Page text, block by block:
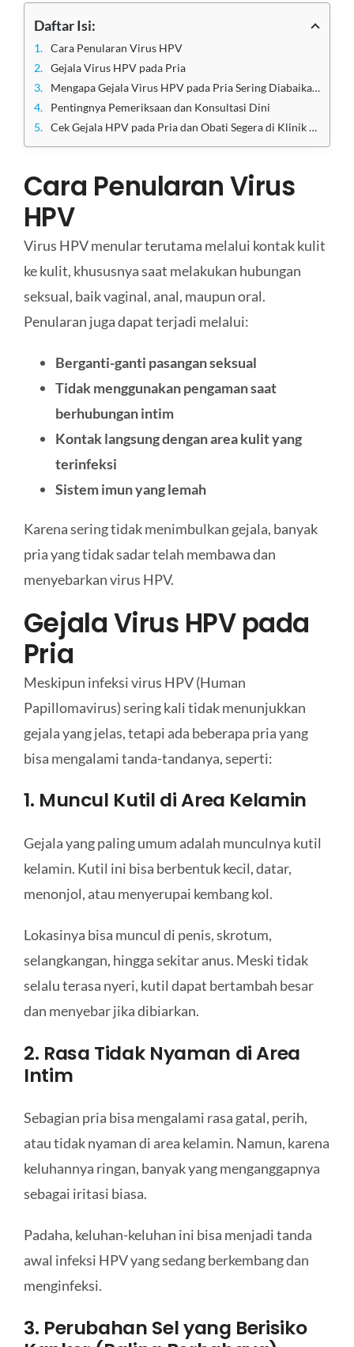
Daftar Isi:
Cara Penularan Virus HPV
Gejala Virus HPV pada Pria
Mengapa Gejala Virus HPV pada Pria Sering Diabaikan?
Pentingnya Pemeriksaan dan Konsultasi Dini
Cek Gejala HPV pada Pria dan Obati Segera di Klinik Apollo Jakarta
Cara Penularan Virus
HPV
Virus HPV menular terutama melalui kontak kulit
ke kulit, khususnya saat melakukan hubungan
seksual, baik vaginal, anal, maupun oral.
Penularan juga dapat terjadi melalui:
Berganti-ganti pasangan seksual
Tidak menggunakan pengaman saat
berhubungan intim
Kontak langsung dengan area kulit yang
terinfeksi
Sistem imun yang lemah
Karena sering tidak menimbulkan gejala, banyak
pria yang tidak sadar telah membawa dan
menyebarkan virus HPV.
Gejala Virus HPV pada
Pria
Meskipun infeksi virus HPV (Human
Papillomavirus) sering kali tidak menunjukkan
gejala yang jelas, tetapi ada beberapa pria yang
bisa mengalami tanda-tandanya, seperti:
1. Muncul Kutil di Area Kelamin
Gejala yang paling umum adalah munculnya kutil
kelamin. Kutil ini bisa berbentuk kecil, datar,
menonjol, atau menyerupai kembang kol.
Lokasinya bisa muncul di penis, skrotum,
selangkangan, hingga sekitar anus. Meski tidak
selalu terasa nyeri, kutil dapat bertambah besar
dan menyebar jika dibiarkan.
2. Rasa Tidak Nyaman di Area
Intim
Sebagian pria bisa mengalami rasa gatal, perih,
atau tidak nyaman di area kelamin. Namun, karena
keluhannya ringan, banyak yang menganggapnya
sebagai iritasi biasa.
Padaha, keluhan-keluhan ini bisa menjadi tanda
awal infeksi HPV yang sedang berkembang dan
menginfeksi.
3. Perubahan Sel yang Berisiko